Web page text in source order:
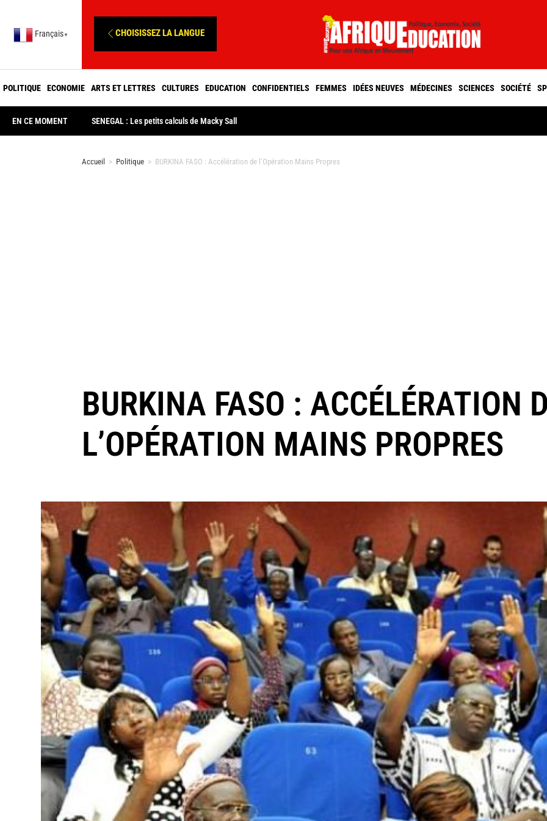
Français ▼ CHOISISSEZ LA LANGUE
POLITIQUE ECONOMIE ARTS ET LETTRES CULTURES EDUCATION CONFIDENTIELS FEMMES IDÉES NEUVES MÉDECINES SCIENCES SOCIÉTÉ
EN CE MOMENT SENEGAL : Les petits calculs de Macky Sall
Accueil > Politique > BURKINA FASO : Accélération de l’Opération Mains Propres
BURKINA FASO : ACCÉLÉRATION
L’OPÉRATION MAINS PROPRES